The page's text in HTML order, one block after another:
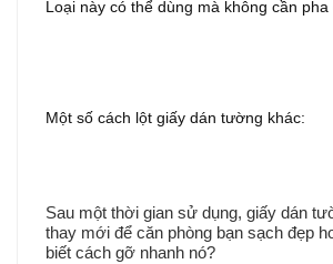
Loại này có thể dùng mà không cần pha
Một số cách lột giấy dán tường khác:
Sau một thời gian sử dụng, giấy dán
thay mới để căn phòng bạn sạch đẹp
biết cách gỡ nhanh nó?